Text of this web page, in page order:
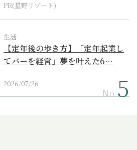
PR(星野リゾート)
生活
【定年後の歩き方】「定年起業し
てバーを経営」夢を叶えた6…
2026/07/26
No.